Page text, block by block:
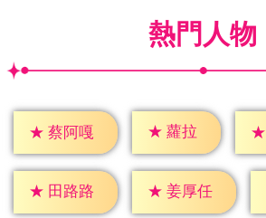
熱門人物
★ 蔡阿嘎 ★ 蘿拉 ★
★ 田路路 ★ 姜厚任